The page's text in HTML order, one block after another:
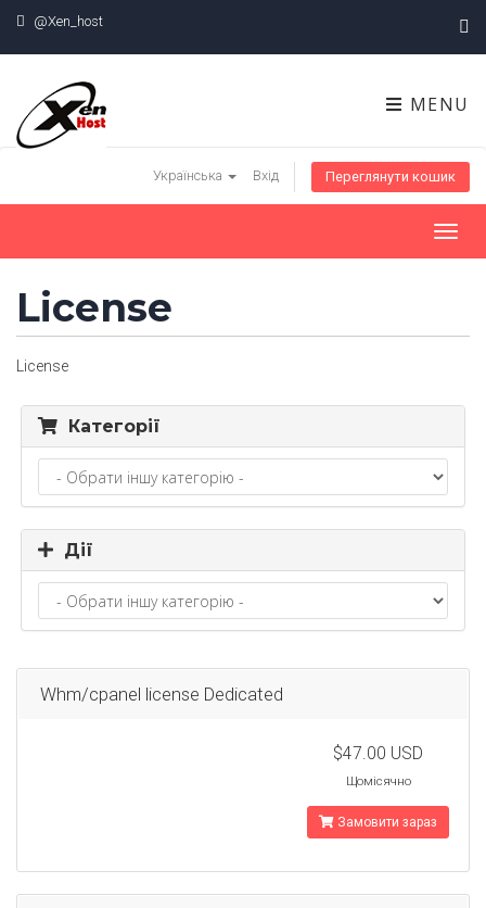
@Xen_host
MENU
Українська Вхід Переглянути кошик
License
License
Категорії
Дії
Whm/cpanel license Dedicated
$47.00 USD
Щомісячно
Замовити зараз